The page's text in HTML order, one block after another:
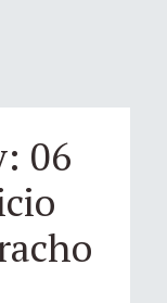
06